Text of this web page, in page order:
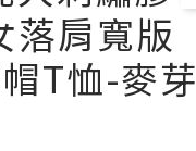
落肩寬版
T恤-麥芽